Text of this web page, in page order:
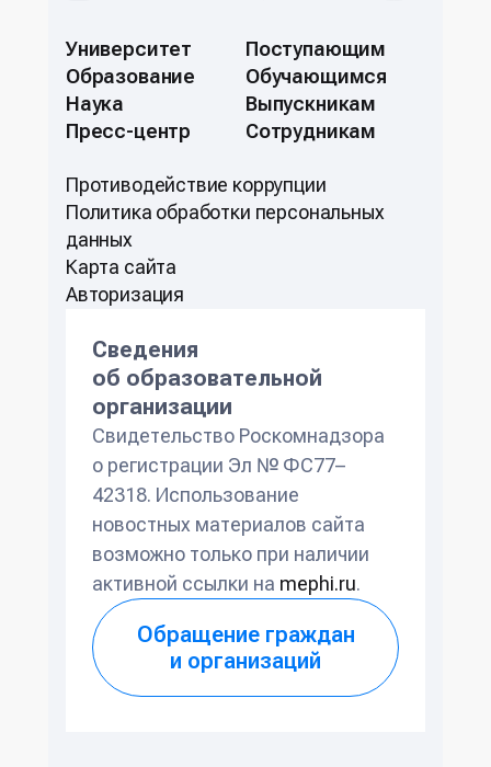
Университет
Образование
Наука
Пресс-центр
Поступающим
Обучающимся
Выпускникам
Сотрудникам
Противодействие коррупции
Политикa обработки персональных
данных
Карта сайта
Авторизация
Сведения
об образовательной
организации
Свидетельство Роскомнадзора
о регистрации Эл № ФС77–
42318. Использование
новостных материалов сайта
возможно только при наличии
активной ссылки на mephi.ru.
Обращение граждан
и организаций